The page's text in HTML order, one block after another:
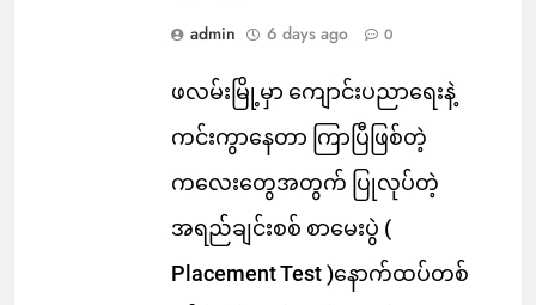
admin 6 days ago 0
ဖလမ်းမြို့မှာ ကျောင်းပညာရေးနဲ့
ကင်းကွာနေတာ ကြာပြီဖြစ်တဲ့
ကလေးတွေအတွက် ပြုလုပ်တဲ့
အရည်ချင်းစစ် စာမေးပွဲ (
Placement Test )နောက်ထပ်တစ်